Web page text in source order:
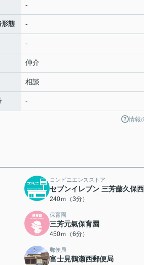
-
形態 -
-
仲介
相談
-
情報
コンビニエンスストア
セブンイレブン 三芳藤久保
240ｍ（3分）
保育園
三芳元氣保育園
450ｍ（6分）
郵便局
富士見鶴瀬西郵便局